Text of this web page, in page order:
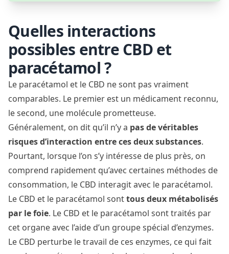
Quelles interactions
possibles entre CBD et
paracétamol ?
Le paracétamol et le CBD ne sont pas vraiment
comparables. Le premier est un médicament reconnu,
le second, une molécule prometteuse.
Généralement, on dit qu’il n’y a pas de véritables
risques d’interaction entre ces deux substances.
Pourtant, lorsque l’on s’y intéresse de plus près, on
comprend rapidement qu’avec certaines méthodes de
consommation, le CBD interagit avec le paracétamol.
Le CBD et le paracétamol sonttous deux métabolisés
par le foie. Le CBD et le paracétamol sont traités par
cet organe avec l’aide d’un groupe spécial d’enzymes.
Le CBD perturbe le travail de ces enzymes, ce qui fait